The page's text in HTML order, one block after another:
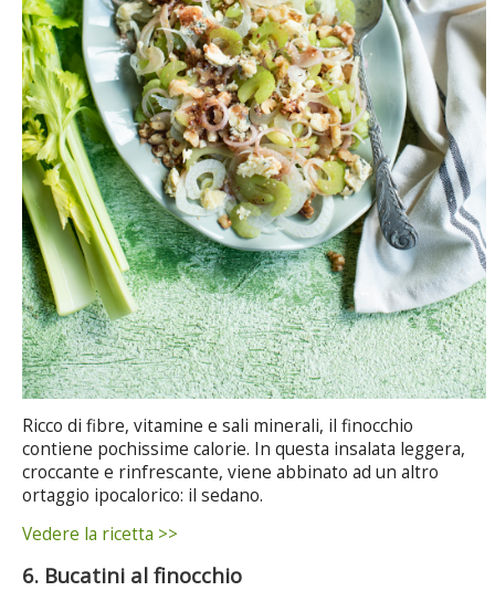
Ricco di fibre, vitamine e sali minerali, il finocchio
contiene pochissime calorie. In questa insalata leggera,
croccante e rinfrescante, viene abbinato ad un altro
ortaggio ipocalorico: il sedano.
Vedere la ricetta >>
6. Bucatini al finocchio